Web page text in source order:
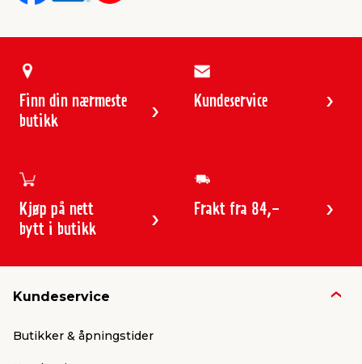
Finn din nærmeste
butikk
Kundeservice
Kjøp på nett
bytt i butikk
Frakt fra 84,-
Kundeservice
Butikker & åpningstider